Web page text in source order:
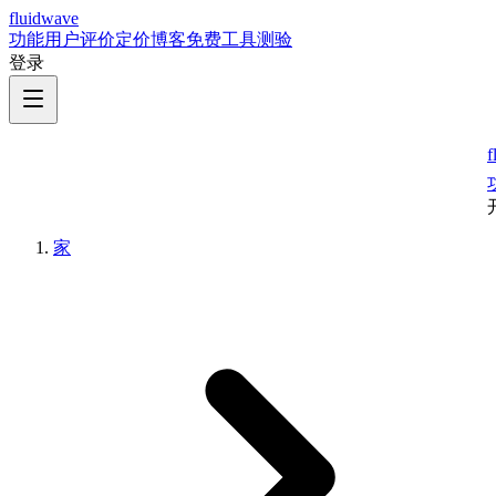
fluidwave
功能用户评价定价博客免费工具测验
登录
家